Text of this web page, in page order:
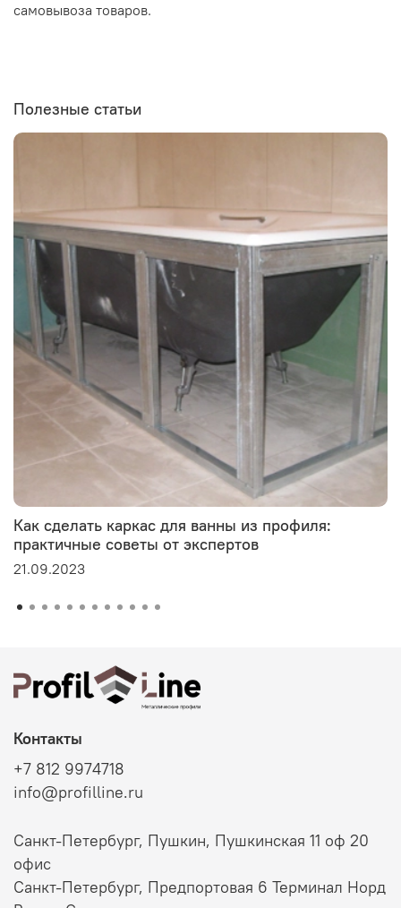
самовывоза товаров.
Полезные статьи
Как сделать каркас для ванны из профиля:
практичные советы от экспертов
21.09.2023
Контакты
+7 812 9974718
info@profilline.ru
Санкт-Петербург, Пушкин, Пушкинская 11 оф 20
офис
Санкт-Петербург, Предпортовая 6 Терминал Норд